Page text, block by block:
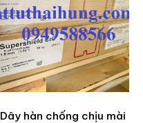
Dây hàn chống chịu mài